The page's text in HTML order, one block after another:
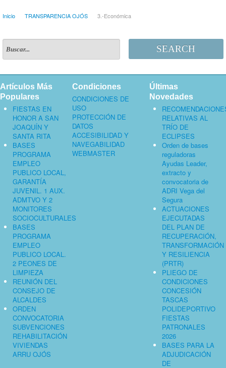
Inicio TRANSPARENCIA OJÓS 3.-Económica
SEARCH
Artículos Más
Populares
FIESTAS EN
HONOR A SAN
JOAQUÍN Y
SANTA RITA
BASES
PROGRAMA
EMPLEO
PUBLICO LOCAL,
GARANTÍA
JUVENIL. 1 AUX.
ADMTVO Y 2
MONITORES
SOCIOCULTURALES
BASES
PROGRAMA
EMPLEO
PUBLICO LOCAL.
2 PEONES DE
LIMPIEZA
REUNIÓN DEL
CONSEJO DE
ALCALDES
ORDEN
CONVOCATORIA
SUBVENCIONES
REHABILITACIÓN
VIVIENDAS
ARRU OJÓS
Condiciones
CONDICIONES DE
USO
PROTECCIÓN DE
DATOS
ACCESIBILIDAD Y
NAVEGABILIDAD
WEBMASTER
Últimas
Novedades
RELATIVAS AL
TRÍO DE
ECLIPSES
Orden de bases
reguladoras
Ayudas Leader,
extracto y
convocatoria de
ADRI Vega del
Segura
ACTUACIONES
EJECUTADAS
DEL PLAN DE
RECUPERACIÓN,
TRANSFORMACIÓN
Y RESILIENCIA
(PRTR)
PLIEGO DE
CONDICIONES
CONCESIÓN
TASCAS
POLIDEPORTIVO
FIESTAS
PATRONALES
2026
BASES PARA LA
ADJUDICACIÓN
DE